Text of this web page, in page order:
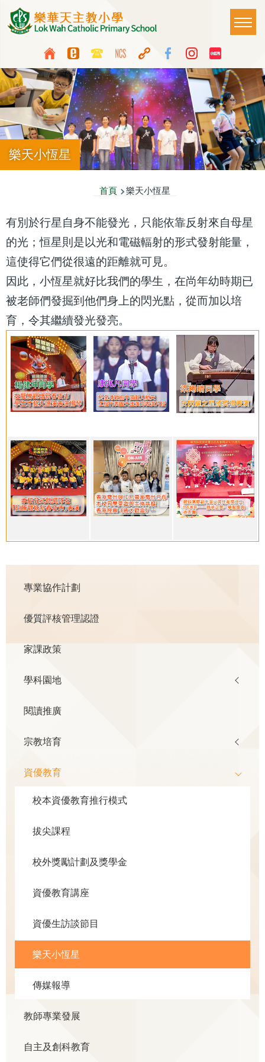
移至主內容
Top
Media
Icon
Button
Language
switcher
Main
樂天小恆星
連
結
首頁 樂天小恆星
有別於行星自身不能發光，只能依靠反射來自母星
的光；恒星則是以光和電磁輻射的形式發射能量，
這使得它們從很遠的距離就可見。
因此，小恆星就好比我們的學生，在尚年幼時期已
被老師們發掘到他們身上的閃光點，從而加以培
育，令其繼續發光發亮。
navigation
專業協作計劃
優質評核管理認證
家課政策
學科園地
閱讀推廣
宗教培育
資優教育
校本資優教育推行模式
拔尖課程
校外獎勵計劃及獎學金
資優教育講座
資優生訪談節目
樂天小恆星
傳媒報導
教師專業發展
自主及創科教育